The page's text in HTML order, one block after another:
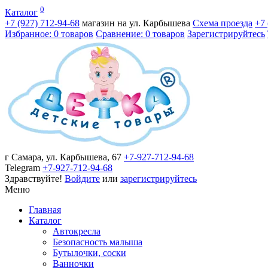
Каталог 0
+7 (927) 712-94-68 магазин на ул. Карбышева Схема проезда +7
Избранное: 0 товаров Сравнение: 0 товаров Зарегистрируйтесь
г Самара, ул. Карбышева, 67 +7-927-712-94-68
Telegram +7-927-712-94-68
Здравствуйте! Войдите или зарегистрируйтесь
Меню
Главная
Каталог
Автокресла
Безопасность малыша
Бутылочки, соски
Ванночки